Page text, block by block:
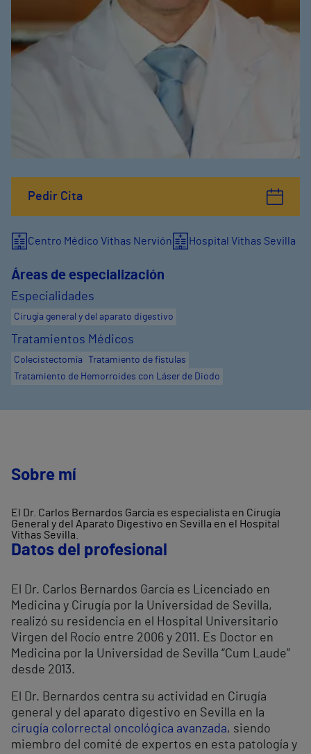
Pedir Cita
Centro Médico Vithas Nervión Hospital Vithas Sevilla
Áreas de especialización
Especialidades
Cirugía general y del aparato digestivo
Tratamientos Médicos
Colecistectomía
Tratamiento de fístulas
Tratamiento de Hemorroides con Láser de Diodo
Sobre mí
El Dr. Carlos Bernardos García es especialista en Cirugía
General y del Aparato Digestivo en Sevilla en el Hospital
Vithas Sevilla.
Datos del profesional
El Dr. Carlos Bernardos García es Licenciado en
Medicina y Cirugía por la Universidad de Sevilla,
realizó su residencia en el Hospital Universitario
Virgen del Rocío entre 2006 y 2011. Es Doctor en
Medicina por la Universidad de Sevilla “Cum Laude”
desde 2013.
El Dr. Bernardos centra su actividad en Cirugía
general y del aparato digestivo en Sevilla en la
cirugía colorrectal oncológica avanzada, siendo
miembro del comité de expertos en esta patología y